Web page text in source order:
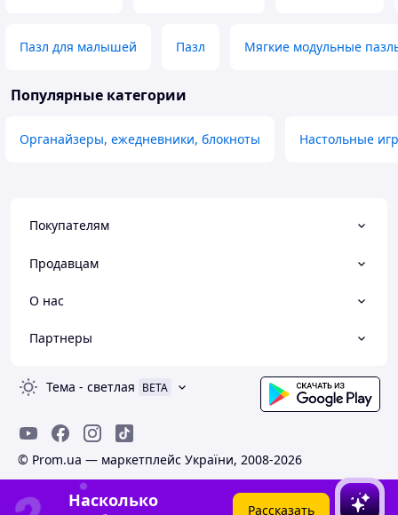
Пазл для малышей Пазл Мягкие модульные
Популярные категории
Органайзеры, ежедневники, блокноты Настольные
Покупателям
Продавцам
О нас
Партнеры
Тема - светлая BETA
© Prom.ua — маркетплейс України, 2008-2026
Насколько
Рассказать